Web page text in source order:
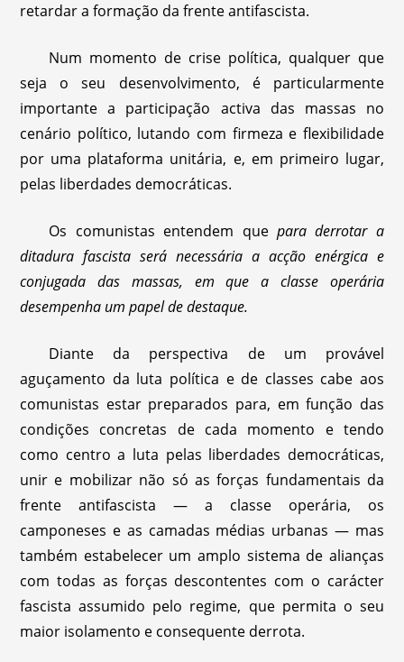
retardar a formação da frente antifascista.
Num momento de crise política, qualquer que
seja o seu desenvolvimento, é particularmente
importante a participação activa das massas no
cenário político, lutando com firmeza e flexibilidade
por uma plataforma unitária, e, em primeiro lugar,
pelas liberdades democráticas.
Os comunistas entendem que para derrotar a
ditadura fascista será necessária a acção enérgica e
conjugada das massas, em que a classe operária
desempenha um papel de destaque.
Diante da perspectiva de um provável
aguçamento da luta política e de classes cabe aos
comunistas estar preparados para, em função das
condições concretas de cada momento e tendo
como centro a luta pelas liberdades democráticas,
unir e mobilizar não só as forças fundamentais da
frente antifascista — a classe operária, os
camponeses e as camadas médias urbanas — mas
também estabelecer um amplo sistema de alianças
com todas as forças descontentes com o carácter
fascista assumido pelo regime, que permita o seu
maior isolamento e consequente derrota.